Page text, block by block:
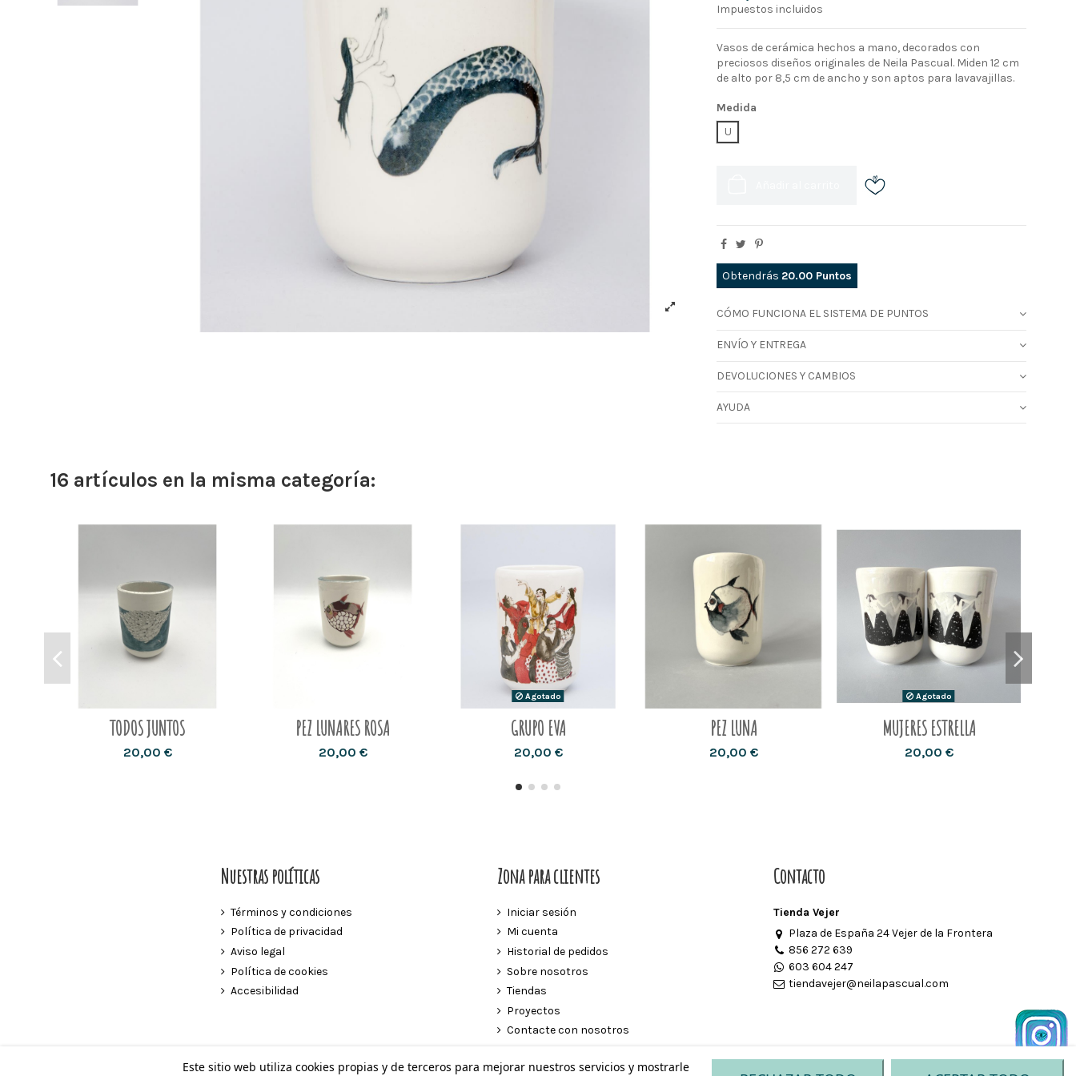
Impuestos incluidos
Vasos de cerámica hechos a mano, decorados con
preciosos diseños originales de Neila Pascual. Miden 12 cm
de alto por 8,5 cm de ancho y son aptos para lavavajillas.
Medida
U
Obtendrás 20.00 Puntos
CÓMO FUNCIONA EL SISTEMA DE PUNTOS
ENVÍO Y ENTREGA
DEVOLUCIONES Y CAMBIOS
AYUDA
16 artículos en la misma categoría:
TODOS JUNTOS
20,00 €
PEZ LUNARES ROSA
20,00 €
Agotado
GRUPO EVA
20,00 €
PEZ LUNA
20,00 €
Agotado
MUJERES ESTRELLA
20,00 €
Nuestras políticas
Términos y condiciones
Política de privacidad
Aviso legal
Política de cookies
Accesibilidad
Zona para clientes
Iniciar sesión
Mi cuenta
Historial de pedidos
Sobre nosotros
Tiendas
Proyectos
Contacte con nosotros
Contacto
Tienda Vejer
Plaza de España 24 Vejer de la Frontera
856 272 639
603 604 247
tiendavejer@neilapascual.com
Este sitio web utiliza cookies propias y de terceros para mejorar nuestros servicios y mostrarle